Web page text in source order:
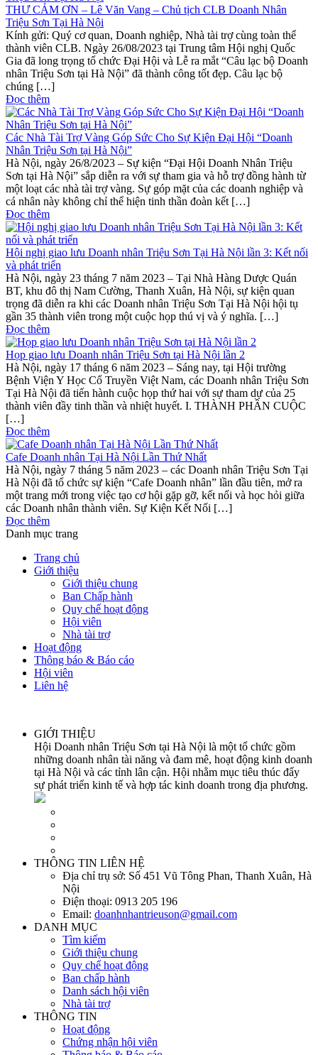
THƯ CẢM ƠN – Lê Văn Vang – Chủ tịch CLB Doanh Nhân
Triệu Sơn Tại Hà Nội
Kính gửi: Quý cơ quan, Doanh nghiệp, Nhà tài trợ cùng toàn thể
thành viên CLB. Ngày 26/08/2023 tại Trung tâm Hội nghị Quốc
Gia đã long trọng tổ chức Đại Hội và Lễ ra mắt “Câu lạc bộ Doanh
nhân Triệu Sơn tại Hà Nội” đã thành công tốt đẹp. Câu lạc bộ
chúng […]
Đọc thêm
Các Nhà Tài Trợ Vàng Góp Sức Cho Sự Kiện Đại Hội “Doanh
Nhân Triệu Sơn tại Hà Nội”
Hà Nội, ngày 26/8/2023 – Sự kiện “Đại Hội Doanh Nhân Triệu
Sơn tại Hà Nội” sắp diễn ra với sự tham gia và hỗ trợ đồng hành từ
một loạt các nhà tài trợ vàng. Sự góp mặt của các doanh nghiệp và
cá nhân này không chỉ thể hiện tinh thần đoàn kết […]
Đọc thêm
Hội nghị giao lưu Doanh nhân Triệu Sơn Tại Hà Nội lần 3: Kết nối
và phát triển
Hà Nội, ngày 23 tháng 7 năm 2023 – Tại Nhà Hàng Dược Quán
BT, khu đô thị Nam Cường, Thanh Xuân, Hà Nội, sự kiện quan
trọng đã diễn ra khi các Doanh nhân Triệu Sơn Tại Hà Nội hội tụ
gần 35 thành viên trong một cuộc họp thú vị và ý nghĩa. […]
Đọc thêm
Họp giao lưu Doanh nhân Triệu Sơn tại Hà Nội lần 2
Hà Nội, ngày 17 tháng 6 năm 2023 – Sáng nay, tại Hội trường
Bệnh Viện Y Học Cổ Truyền Việt Nam, các Doanh nhân Triệu Sơn
Tại Hà Nội đã tiến hành cuộc họp thứ hai với sự tham dự của 25
thành viên đầy tinh thần và nhiệt huyết. I. THÀNH PHẦN CUỘC
[…]
Đọc thêm
Cafe Doanh nhân Tại Hà Nội Lần Thứ Nhất
Hà Nội, ngày 7 tháng 5 năm 2023 – các Doanh nhân Triệu Sơn Tại
Hà Nội đã tổ chức sự kiện “Cafe Doanh nhân” lần đầu tiên, mở ra
một trang mới trong việc tạo cơ hội gặp gỡ, kết nối và học hỏi giữa
các Doanh nhân thành viên. Sự Kiện Kết Nối […]
Đọc thêm
Danh mục trang
Trang chủ
Giới thiệu
Giới thiệu chung
Ban Chấp hành
Quy chế hoạt động
Hội viên
Nhà tài trợ
Hoạt động
Thông báo & Báo cáo
Hội viên
Liên hệ
GIỚI THIỆU
Hội Doanh nhân Triệu Sơn tại Hà Nội là một tổ chức gồm
những doanh nhân tài năng và đam mê, hoạt động kinh doanh
tại Hà Nội và các tỉnh lân cận. Hội nhằm mục tiêu thúc đẩy
sự phát triển kinh tế và hợp tác kinh doanh trong địa phương.
THÔNG TIN LIÊN HỆ
Địa chỉ trụ sở: Số 451 Vũ Tông Phan, Thanh Xuân, Hà
Nội
Điện thoại: 0913 205 196
Email: doanhnhantrieuson@gmail.com
DANH MỤC
Tìm kiếm
Giới thiệu chung
Quy chế hoạt động
Ban chấp hành
Danh sách hội viên
Nhà tài trợ
THÔNG TIN
Hoạt động
Chứng nhận hội viên